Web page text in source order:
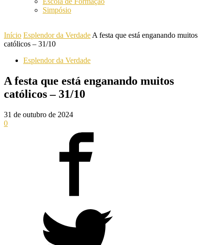
Simpósio
Início Esplendor da Verdade A festa que está enganando muitos
católicos – 31/10
Esplendor da Verdade
A festa que está enganando muitos
católicos – 31/10
31 de outubro de 2024
0